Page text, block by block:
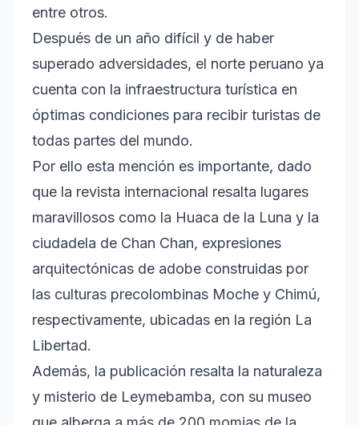
entre otros.
Después de un año difícil y de haber
superado adversidades, el norte peruano ya
cuenta con la infraestructura turística en
óptimas condiciones para recibir turistas de
todas partes del mundo.
Por ello esta mención es importante, dado
que la revista internacional resalta lugares
maravillosos como la Huaca de la Luna y la
ciudadela de Chan Chan, expresiones
arquitectónicas de adobe construidas por
las culturas precolombinas Moche y Chimú,
respectivamente, ubicadas en la región La
Libertad.
Además, la publicación resalta la naturaleza
y misterio de Leymebamba, con su museo